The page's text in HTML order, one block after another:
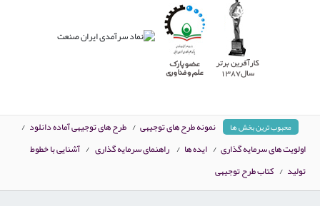
محبوب ترین بخش ها نمونه طرح های توجیهی / طرح های توجیهی آماده دانلود /
اولویت های سرمایه گذاری / ایده ها / راهنمای سرمایه گذاری / آشنایی با خطوط
تولید / کتاب طرح توجیهی